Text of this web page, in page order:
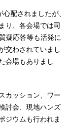
配されましたが、
り、各会場では司
疑応答等も活発に
交わされていまし
会場もありまし
カッション、ワー
討会、現地ハンズ
ジウムも行われま